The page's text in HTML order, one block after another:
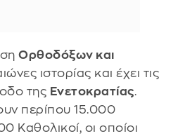
Ορθοδόξων και
ιστορίας και έχει τις
της Ενετοκρατίας.
περίπου 15.000
Καθολικοί, οι οποίοι